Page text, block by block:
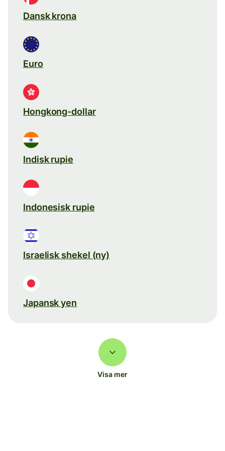
Dansk krona
Euro
Hongkong-dollar
Indisk rupie
Indonesisk rupie
Israelisk shekel (ny)
Japansk yen
Visa mer